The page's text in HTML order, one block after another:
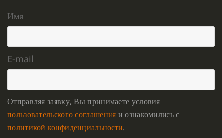
Имя
E-mail
Отправляя заявку, Вы принимаете условия
пользовательского соглашения и ознакомились с
политикой конфиденциальности.